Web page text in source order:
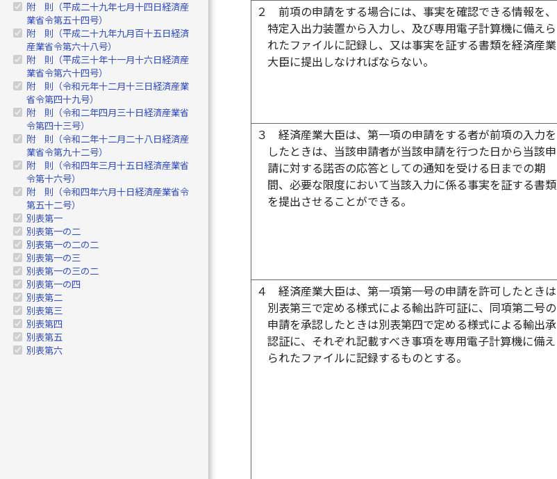
附 則（平成二十九年七月十四日経済産
業省令第五十四号）
附 則（平成二十九年九月百十五日経済
産業省令第六十八号）
附 則（平成三十年十一月十六日経済産
業省令第六十四号）
附 則（令和元年十二月十三日経済産業
省令第四十九号）
附 則（令和二年四月三十日経済産業省
令第四十三号）
附 則（令和二年十二月二十八日経済産
業省令第九十二号）
附 則（令和四年三月十五日経済産業省
令第十六号）
附 則（令和四年六月十日経済産業省令
第五十二号）
別表第一
別表第一の二
別表第一の二の二
別表第一の三
別表第一の三の二
別表第一の四
別表第二
別表第三
別表第四
別表第五
別表第六
２
前項の申請をする場合には、事実を確認できる情報を、
特定入出力装置から入力し、及び専用電子計算機に備えら
れたファイルに記録し、又は事実を証する書類を経済産業
大臣に提出しなければならない。
３
経済産業大臣は、第一項の申請をする者が前項の入力を
したときは、当該申請者が当該申請を行つた日から当該申
請に対する諾否の応答としての通知を受ける日までの期
間、必要な限度において当該入力に係る事実を証する書類
を提出させることができる。
４
経済産業大臣は、第一項第一号の申請を許可したときは
別表第三で定める様式による輸出許可証に、同項第二号の
申請を承認したときは別表第四で定める様式による輸出承
認証に、それぞれ記載すべき事項を専用電子計算機に備え
られたファイルに記録するものとする。